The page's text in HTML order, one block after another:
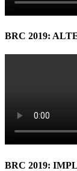
BRC 2019:
BRC 2019: